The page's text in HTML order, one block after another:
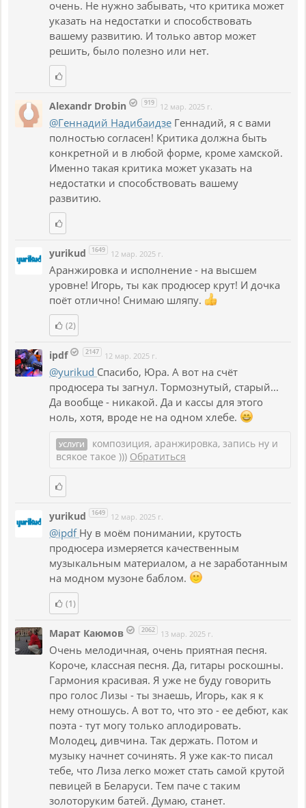
очень. Не нужно забывать, что критика может
указать на недостатки и способствовать
вашему развитию. И только автор может
решить, было полезно или нет.
Alexandr Drobin 919 12 мар. 2025 г.
@Геннадий Надибаидзе Геннадий, я с вами
полностью согласен! Критика должна быть
конкретной и в любой форме, кроме хамской.
Именно такая критика может указать на
недостатки и способствовать вашему
развитию.
yurikud 1649 12 мар. 2025 г.
Аранжировка и исполнение - на высшем
уровне! Игорь, ты как продюсер крут! И дочка
поёт отлично! Снимаю шляпу.
(2)
ipdf 2147 12 мар. 2025 г.
@yurikud Спасибо, Юра. А вот на счёт
продюсера ты загнул. Тормознутый, старый...
Да вообще - никакой. Да и кассы для этого
ноль, хотя, вроде не на одном хлебе.
УСЛУГИ
композиция, аранжировка, запись ну и
всякое такое ))) Обратиться
yurikud 1649 12 мар. 2025 г.
@ipdf Ну в моём понимании, крутость
продюсера измеряется качественным
музыкальным материалом, а не заработанным
на модном музоне баблом.
(1)
Марат Каюмов 2062 13 мар. 2025 г.
Очень мелодичная, очень приятная песня.
Короче, классная песня. Да, гитары роскошны.
Гармония красивая. Я уже не буду говорить
про голос Лизы - ты знаешь, Игорь, как я к
нему отношусь. А вот то, что это - ее дебют, как
поэта - тут могу только аплодировать.
Молодец, дивчина. Так держать. Потом и
музыку начнет сочинять. Я уже как-то писал
тебе, что Лиза легко может стать самой крутой
певицей в Беларуси. Тем паче с таким
золоторуким батей. Думаю, станет.